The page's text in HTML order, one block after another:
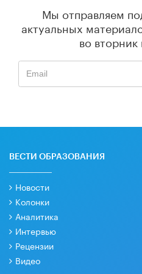
Мы отправляем
актуальных
во
ВЕСТИ ОБРАЗОВАНИЯ
Новости
Колонки
Аналитика
Интервью
Рецензии
Видео